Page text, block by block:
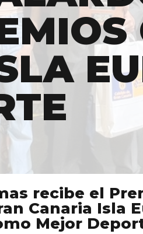
recibe el
Canaria Isla
Mejor